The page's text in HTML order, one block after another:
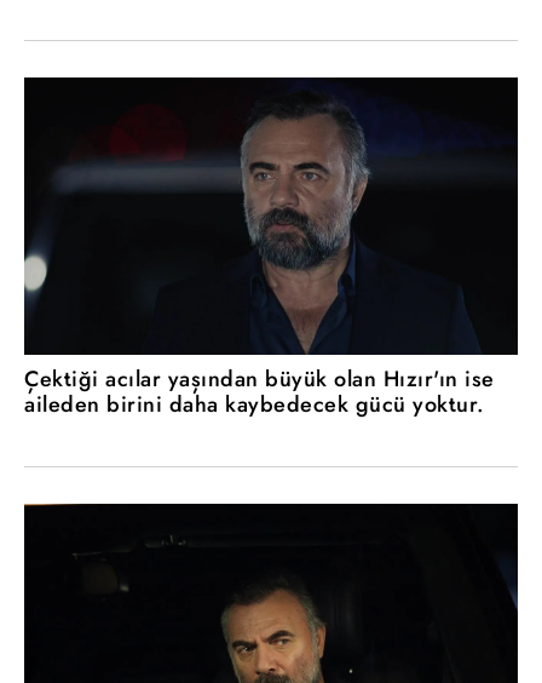
Çektiği acılar yaşından büyük olan Hızır'ın ise
aileden birini daha kaybedecek gücü yoktur.